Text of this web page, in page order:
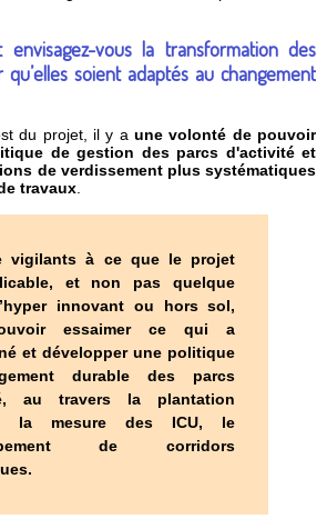
envisagez-vous la transformation des
qu’elles soient adaptés au changement
du projet, il y a une volonté de pouvoir
de gestion des parcs d'activité et
de verdissement plus systématiques
travaux.
vigilants à ce que le projet
et non pas quelque
innovant ou hors sol,
essaimer ce qui a
et développer une politique
durable des parcs
au travers la plantation
la mesure des ICU, le
de corridors